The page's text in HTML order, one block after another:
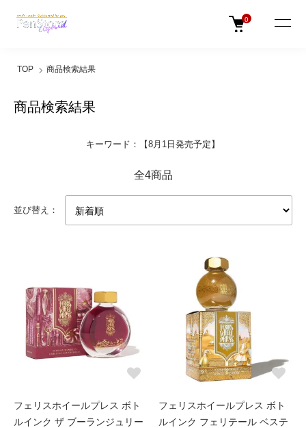
0
TOP 商品検索結果
商品検索結果
キーワード：【8月1日発売予定】
全4商品
並び替え：
フェリスホイールプレス ボト
ルインク ザ ブーランジュリー
フェリスホイールプレス ボト
ルインク フェリテール ベステ